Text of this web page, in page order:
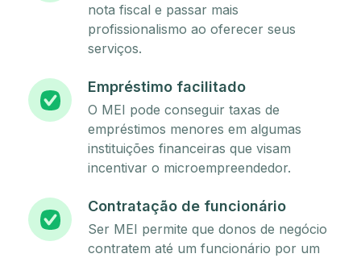
nota fiscal e passar mais
profissionalismo ao oferecer seus
serviços.
Empréstimo facilitado
O MEI pode conseguir taxas de
empréstimos menores em algumas
instituições financeiras que visam
incentivar o microempreendedor.
Contratação de funcionário
Ser MEI permite que donos de negócio
contratem até um funcionário por um